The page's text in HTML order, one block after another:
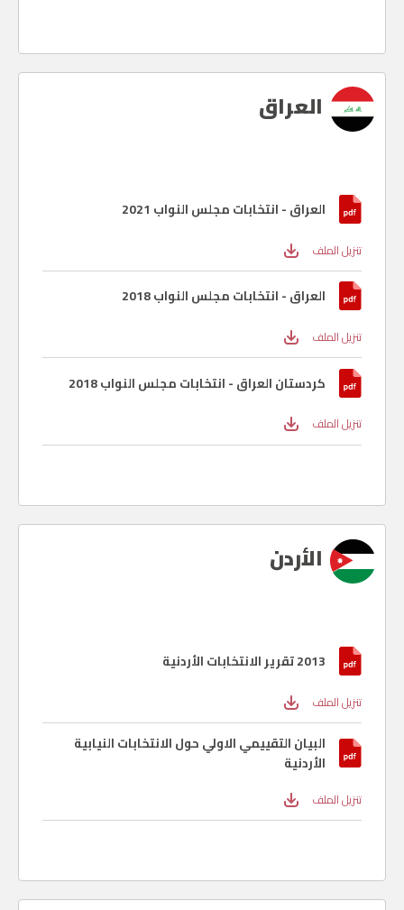
العراق
العراق - انتخابات مجلس النواب 2021
تنزيل الملف
العراق - انتخابات مجلس النواب 2018
تنزيل الملف
كردستان العراق - انتخابات مجلس النواب 2018
تنزيل الملف
الأردن
2013 تقرير الانتخابات الأردنية
تنزيل الملف
البيان التقييمي الاولي حول الانتخابات النيابية
الأردنية
تنزيل الملف